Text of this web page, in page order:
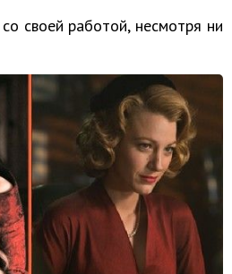
своей работой, несмотря ни